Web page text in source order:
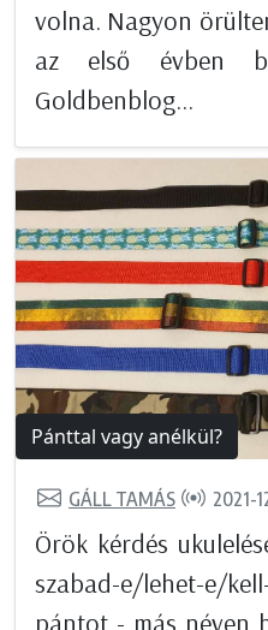
volna. Nagyon
az első évben
Goldbenblog...
Pánttal vagy anélkül?
GÁLL TAMÁS 2021-
Örök kérdés
szabad-e/lehet-e/